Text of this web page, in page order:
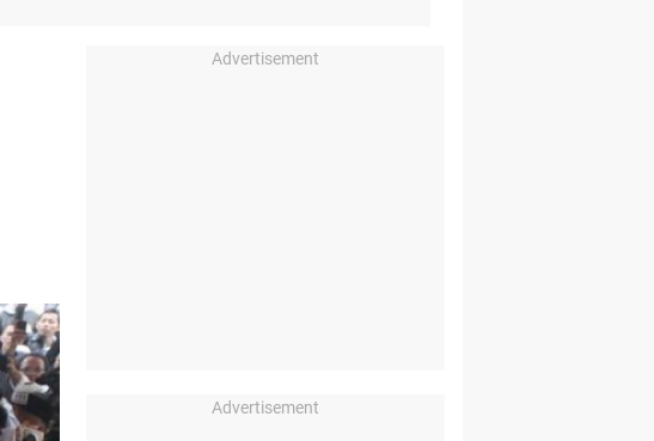
Advertisement
Advertisement